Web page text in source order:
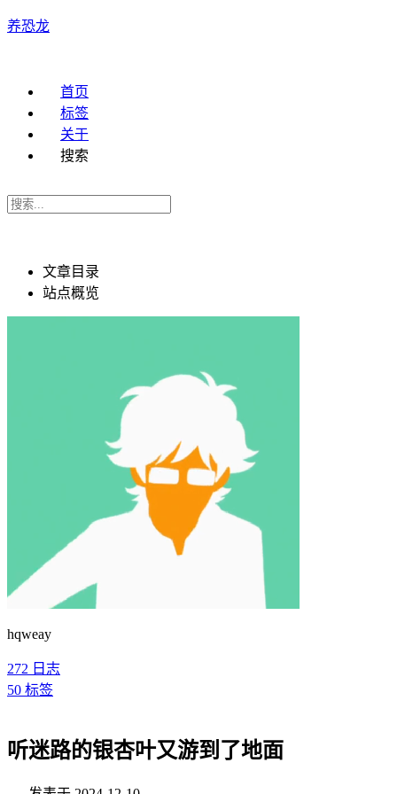
养恐龙
首页
标签
关于
搜索
文章目录
站点概览
hqweay
272 日志
50 标签
听迷路的银杏叶又游到了地面